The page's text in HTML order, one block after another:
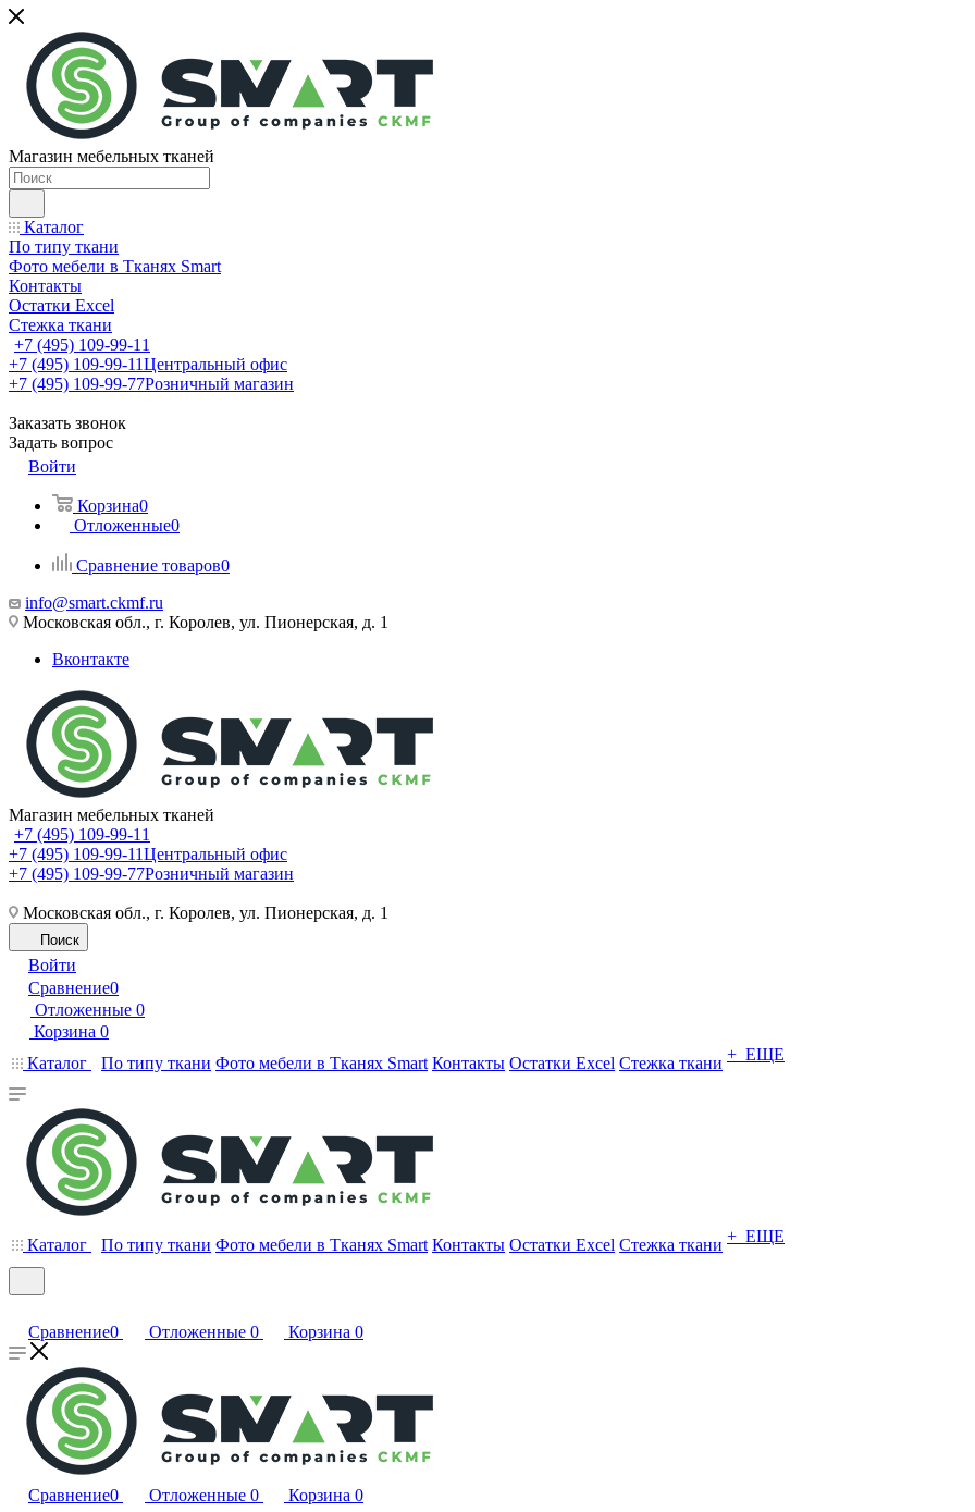
Магазин мебельных тканей
Каталог
По типу ткани
Фото мебели в Тканях Smart
Контакты
Остатки Excel
Стежка ткани
+7 (495) 109-99-11
+7 (495) 109-99-11Центральный офис
+7 (495) 109-99-77Розничный магазин
Заказать звонок
Задать вопрос
Войти
Корзина0
Отложенные0
Сравнение товаров0
info@smart.ckmf.ru
Московская обл., г. Королев, ул. Пионерская, д. 1
Вконтакте
Магазин мебельных тканей
+7 (495) 109-99-11
+7 (495) 109-99-11Центральный офис
+7 (495) 109-99-77Розничный магазин
Московская обл., г. Королев, ул. Пионерская, д. 1
Поиск
Войти
Сравнение0
Отложенные 0
Корзина 0
Каталог
По типу ткани Фото мебели в Тканях Smart Контакты Остатки Excel Стежка ткани + ЕЩЕ
Каталог По типу ткани Фото мебели в Тканях Smart Контакты Остатки Excel Стежка ткани + ЕЩЕ
Сравнение0 Отложенные 0 Корзина 0
Сравнение0 Отложенные 0 Корзина 0